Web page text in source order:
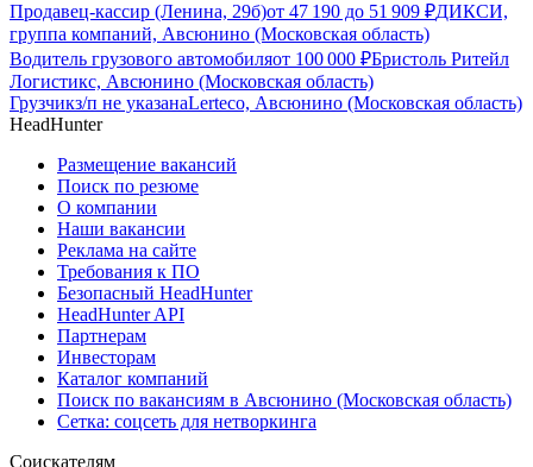
Продавец-кассир (Ленина, 29б)от 47 190 до 51 909 ₽ДИКСИ,
группа компаний, Авсюнино (Московская область)
Водитель грузового автомобиляот 100 000 ₽Бристоль Ритейл
Логистикс, Авсюнино (Московская область)
Грузчикз/п не указанаLerteco, Авсюнино (Московская область)
HeadHunter
Размещение вакансий
Поиск по резюме
О компании
Наши вакансии
Реклама на сайте
Требования к ПО
Безопасный HeadHunter
HeadHunter API
Партнерам
Инвесторам
Каталог компаний
Поиск по вакансиям в Авсюнино (Московская область)
Сетка: соцсеть для нетворкинга
Соискателям